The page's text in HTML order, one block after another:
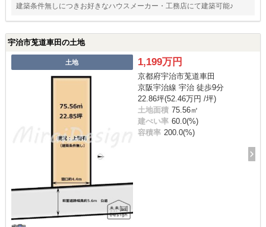
建築条件無しにつきお好きなハウスメーカー・工務店にて建築可能♪
宇治市莵道車田の土地
土地 1,199万円
京都府宇治市莵道車田
京阪宇治線 宇治 徒歩9分
22.86坪(52.46万円 /坪)
土地面積 75.56㎡
建ぺい率 60.0(%)
容積率 200.0(%)